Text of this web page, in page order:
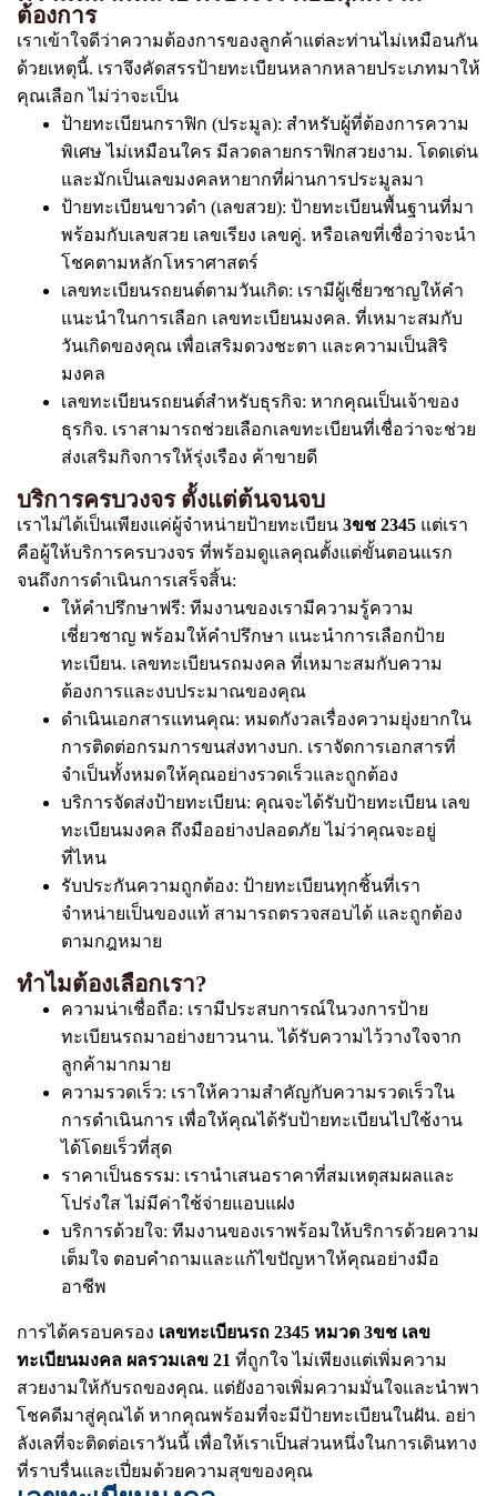
ต้องการ
เราเข้าใจดีว่าความต้องการของลูกค้าแต่ละท่านไม่เหมือนกัน
ด้วยเหตุนี้. เราจึงคัดสรรป้ายทะเบียนหลากหลายประเภทมาให้
คุณเลือก ไม่ว่าจะเป็น
ป้ายทะเบียนกราฟิก (ประมูล): สำหรับผู้ที่ต้องการความ
พิเศษ ไม่เหมือนใคร มีลวดลายกราฟิกสวยงาม. โดดเด่น
และมักเป็นเลขมงคลหายากที่ผ่านการประมูลมา
ป้ายทะเบียนขาวดำ (เลขสวย): ป้ายทะเบียนพื้นฐานที่มา
พร้อมกับเลขสวย เลขเรียง เลขคู่. หรือเลขที่เชื่อว่าจะนำ
โชคตามหลักโหราศาสตร์
เลขทะเบียนรถยนต์ตามวันเกิด: เรามีผู้เชี่ยวชาญให้คำ
แนะนำในการเลือก เลขทะเบียนมงคล. ที่เหมาะสมกับ
วันเกิดของคุณ เพื่อเสริมดวงชะตา และความเป็นสิริ
มงคล
เลขทะเบียนรถยนต์สำหรับธุรกิจ: หากคุณเป็นเจ้าของ
ธุรกิจ. เราสามารถช่วยเลือกเลขทะเบียนที่เชื่อว่าจะช่วย
ส่งเสริมกิจการให้รุ่งเรือง ค้าขายดี
บริการครบวงจร ตั้งแต่ต้นจนจบ
เราไม่ได้เป็นเพียงแค่ผู้จำหน่ายป้ายทะเบียน 3ขช 2345 แต่เรา
คือผู้ให้บริการครบวงจร ที่พร้อมดูแลคุณตั้งแต่ขั้นตอนแรก
จนถึงการดำเนินการเสร็จสิ้น:
ให้คำปรึกษาฟรี: ทีมงานของเรามีความรู้ความ
เชี่ยวชาญ พร้อมให้คำปรึกษา แนะนำการเลือกป้าย
ทะเบียน. เลขทะเบียนรถมงคล ที่เหมาะสมกับความ
ต้องการและงบประมาณของคุณ
ดำเนินเอกสารแทนคุณ: หมดกังวลเรื่องความยุ่งยากใน
การติดต่อกรมการขนส่งทางบก. เราจัดการเอกสารที่
จำเป็นทั้งหมดให้คุณอย่างรวดเร็วและถูกต้อง
บริการจัดส่งป้ายทะเบียน: คุณจะได้รับป้ายทะเบียน เลข
ทะเบียนมงคล ถึงมืออย่างปลอดภัย ไม่ว่าคุณจะอยู่
ที่ไหน
รับประกันความถูกต้อง: ป้ายทะเบียนทุกชิ้นที่เรา
จำหน่ายเป็นของแท้ สามารถตรวจสอบได้ และถูกต้อง
ตามกฎหมาย
ทำไมต้องเลือกเรา?
ความน่าเชื่อถือ: เรามีประสบการณ์ในวงการป้าย
ทะเบียนรถมาอย่างยาวนาน. ได้รับความไว้วางใจจาก
ลูกค้ามากมาย
ความรวดเร็ว: เราให้ความสำคัญกับความรวดเร็วใน
การดำเนินการ เพื่อให้คุณได้รับป้ายทะเบียนไปใช้งาน
ได้โดยเร็วที่สุด
ราคาเป็นธรรม: เรานำเสนอราคาที่สมเหตุสมผลและ
โปร่งใส ไม่มีค่าใช้จ่ายแอบแฝง
บริการด้วยใจ: ทีมงานของเราพร้อมให้บริการด้วยความ
เต็มใจ ตอบคำถามและแก้ไขปัญหาให้คุณอย่างมือ
อาชีพ
การได้ครอบครอง เลขทะเบียนรถ 2345 หมวด 3ขช เลข
ทะเบียนมงคล ผลรวมเลข 21 ที่ถูกใจ ไม่เพียงแต่เพิ่มความ
สวยงามให้กับรถของคุณ. แต่ยังอาจเพิ่มความมั่นใจและนำพา
โชคดีมาสู่คุณได้ หากคุณพร้อมที่จะมีป้ายทะเบียนในฝัน. อย่า
ลังเลที่จะติดต่อเราวันนี้ เพื่อให้เราเป็นส่วนหนึ่งในการเดินทาง
ที่ราบรื่นและเปี่ยมด้วยความสุขของคุณ